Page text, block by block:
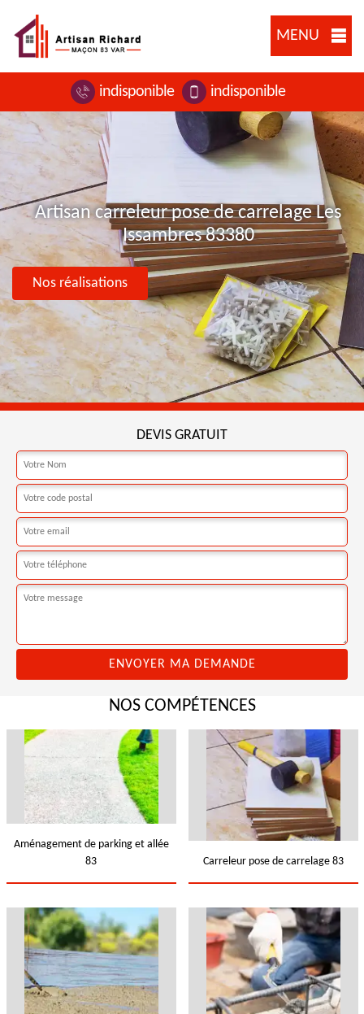
MENU
indisponible indisponible
Artisan carreleur pose de carrelage Les
Issambres 83380
Nos réalisations
DEVIS GRATUIT
NOS COMPÉTENCES
Aménagement de parking et allée
83
Carreleur pose de carrelage 83